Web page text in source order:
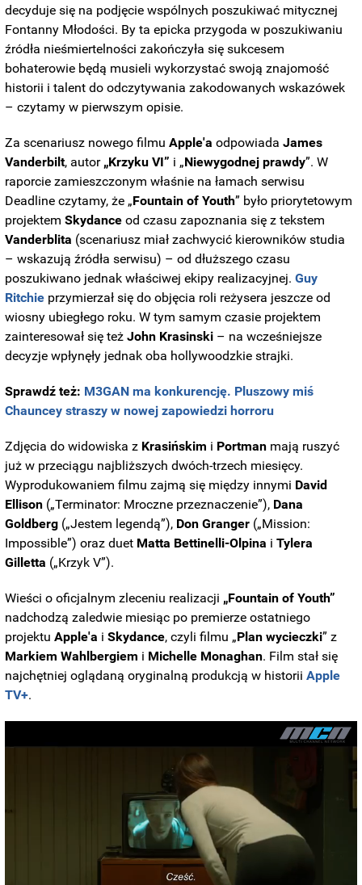
decyduje się na podjęcie wspólnych poszukiwać mitycznej
Fontanny Młodości. By ta epicka przygoda w poszukiwaniu
źródła nieśmiertelności zakończyła się sukcesem
bohaterowie będą musieli wykorzystać swoją znajomość
historii i talent do odczytywania zakodowanych wskazówek
– czytamy w pierwszym opisie.
Za scenariusz nowego filmuApple'a odpowiada James
Vanderbilt, autor „Krzyku VI” i „Niewygodnej prawdy”. W
raporcie zamieszczonym właśnie na łamach serwisu
Deadline czytamy, że „Fountain of Youth” było priorytetowym
projektemSkydance od czasu zapoznania się z tekstem
Vanderblita (scenariusz miał zachwycić kierowników studia
– wskazują źródła serwisu) – od dłuższego czasu
poszukiwano jednak właściwej ekipy realizacyjnej.Guy
Ritchie przymierzał się do objęcia roli reżysera jeszcze od
wiosny ubiegłego roku. W tym samym czasie projektem
zainteresował się teżJohn Krasinski – na wcześniejsze
decyzje wpłynęły jednak oba hollywoodzkie strajki.
Sprawdź też: M3GAN ma konkurencję. Pluszowy miś
Chauncey straszy w nowej zapowiedzi horroru
Zdjęcia do widowiska z Krasińskim i Portman mają ruszyć
już w przeciągu najbliższych dwóch-trzech miesięcy.
Wyprodukowaniem filmu zajmą się między innymi David
Ellison („Terminator: Mroczne przeznaczenie”), Dana
Goldberg („Jestem legendą”), Don Granger („Mission:
Impossible”) oraz duet Matta Bettinelli-Olpina i Tylera
Gilletta („Krzyk V”).
Wieści o oficjalnym zleceniu realizacji „Fountain of Youth”
nadchodzą zaledwie miesiąc po premierze ostatniego
projektuApple'a iSkydance, czyli filmu „Plan wycieczki” z
Markiem Wahlbergiem i Michelle Monaghan. Film stał się
najchętniej oglądaną oryginalną produkcją w historii Apple
TV+.